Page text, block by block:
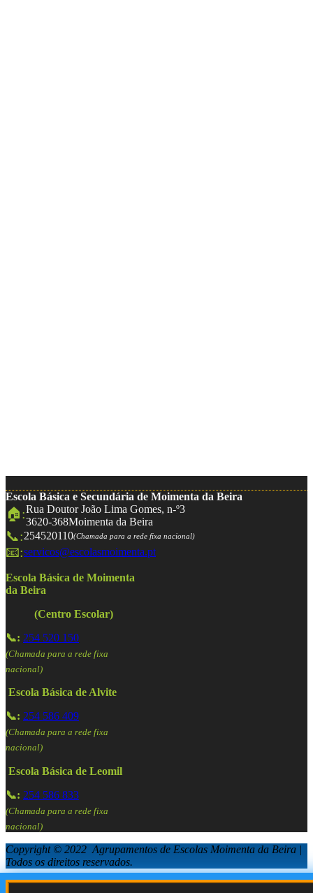
Escola Básica e Secundária de Moimenta da Beira
🏠:Rua Doutor João Lima Gomes, n-º3
3620-368Moimenta da Beira
📞:254520110(Chamada para a rede fixa nacional)
📧:servicos@escolasmoimenta.pt
Escola Básica de Moimenta
da Beira
(Centro Escolar)
📞: 254 520 150
(Chamada para a rede fixa
nacional)
Escola Básica de Alvite
📞: 254 586 409
(Chamada para a rede fixa
nacional)
Escola Básica de Leomil
📞: 254 586 833
(Chamada para a rede fixa
nacional)
Copyright © 2022 Agrupamentos de Escolas Moimenta da Beira |
Todos os direitos reservados.